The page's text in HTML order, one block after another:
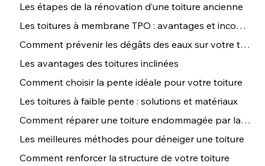
Les étapes de la rénovation d’une toiture ancienne
Les toitures à membrane TPO : avantages et inconvénients
Comment prévenir les dégâts des eaux sur votre toiture
Les avantages des toitures inclinées
Comment choisir la pente idéale pour votre toiture
Les toitures à faible pente : solutions et matériaux
Comment réparer une toiture endommagée par la grêle
Les meilleures méthodes pour déneiger une toiture
Comment renforcer la structure de votre toiture